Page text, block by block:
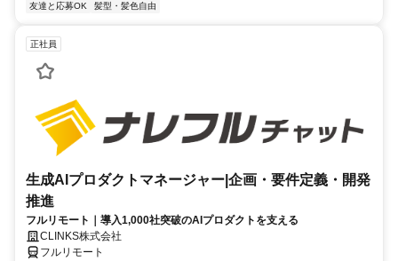
友達と応募OK
髪型・髪色自由
正社員
生成AIプロダクトマネージャー|企画・要件定義・開発
推進
フルリモート｜導入1,000社突破のAIプロダクトを支える
CLINKS株式会社
フルリモート